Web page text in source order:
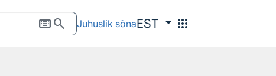
keyboardsearch Juhuslik sõnaEST apps